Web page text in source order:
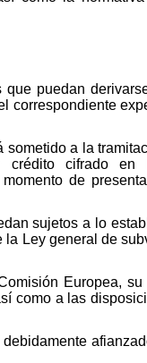
puedan
correspondiente
a la
cifrado en
de
sujetos a lo
Ley general de
Europea, su
como a las